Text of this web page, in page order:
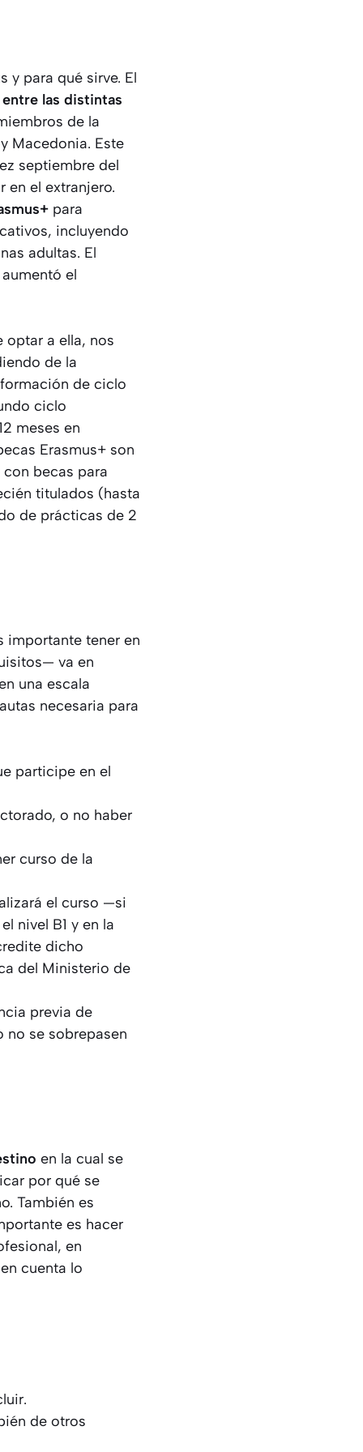
y para qué sirve. El
las distintas
de la
Macedonia. Este
septiembre del
en el extranjero.
para
incluyendo
adultas. El
el
optar a ella, nos
de la
de ciclo
ciclo
meses en
Erasmus+ son
becas para
titulados (hasta
de prácticas de 2
importante tener en
va en
una escala
necesaria para
participe en el
o no haber
curso de la
el curso —si
nivel B1 y en la
dicho
del Ministerio de
previa de
no se sobrepasen
en la cual se
por qué se
También es
es hacer
en
cuenta lo
de otros